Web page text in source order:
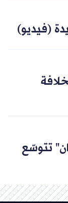
(فيديو)
تتوسّع